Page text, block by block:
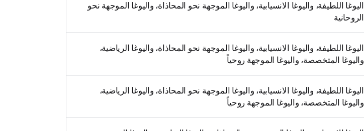
اليوغا اللطيفة، واليوغا الانسيابية، واليوغا الموجهة نحو المحاذاة، واليوغا الموجهة نحو
الروحانية
اليوغا اللطيفة، واليوغا الانسيابية، واليوغا الموجهة نحو المحاذاة، واليوغا الرياضية،
واليوغا المتخصصة، واليوغا الموجهة روحياً
اليوغا اللطيفة، واليوغا الانسيابية، واليوغا الموجهة نحو المحاذاة، واليوغا الرياضية،
واليوغا المتخصصة، واليوغا الموجهة روحياً